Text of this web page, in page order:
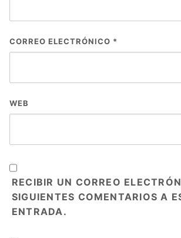
CORREO ELECTRÓNICO *
WEB
RECIBIR UN CORREO
SIGUIENTES COMENTARIOS A
ENTRADA.